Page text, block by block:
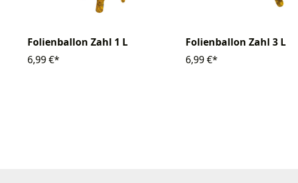
Folienballon Zahl 1 L
6,99 €*
Folienballon Zahl 3 L
6,99 €*